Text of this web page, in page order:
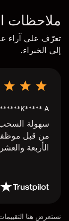
ملاحظات
تعرّف على آراء
إلى الخبراء.
K***** A*******
سهولة السحب
من قبل
الأربعة